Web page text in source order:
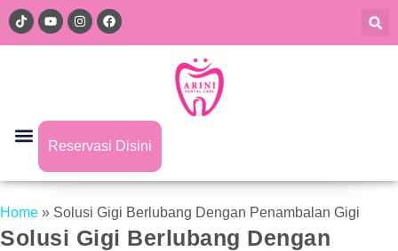
Reservasi Disini
Home » Solusi Gigi Berlubang Dengan Penambalan Gigi
Solusi Gigi Berlubang Dengan